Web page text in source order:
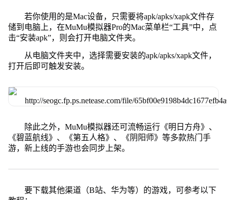
若你使用的是Mac设备，只需要将apk/apks/xapk文件存
储到电脑上，在MuMu模拟器Pro的Mac菜单栏“工具”中，点
击“安装apk”，则会打开电脑文件夹。
从电脑文件夹中，选择需要安装的apk/apks/xapk文件，
打开后即可触发安装。
除此之外，MuMu模拟器还可流畅运行《明日方舟》、
《碧蓝航线》、《第五人格》、《阴阳师》等多款热门手
游，新上线的手游也会同步上架。
要下载其他渠道（B站、华为等）的游戏，可参考以下